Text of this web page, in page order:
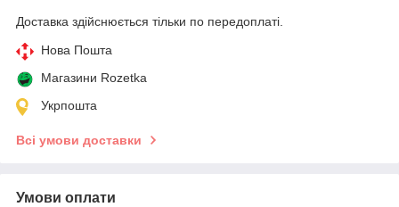
Доставка здійснюється тільки по передоплаті.
Нова Пошта
Магазини Rozetka
Укрпошта
Всі умови доставки
Умови оплати